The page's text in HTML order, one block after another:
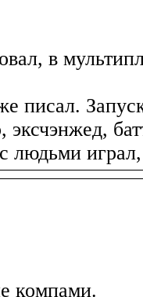
в
писал.
людьми
компами.